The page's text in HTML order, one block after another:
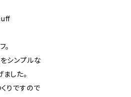
。
シンプルな
した。
りですので